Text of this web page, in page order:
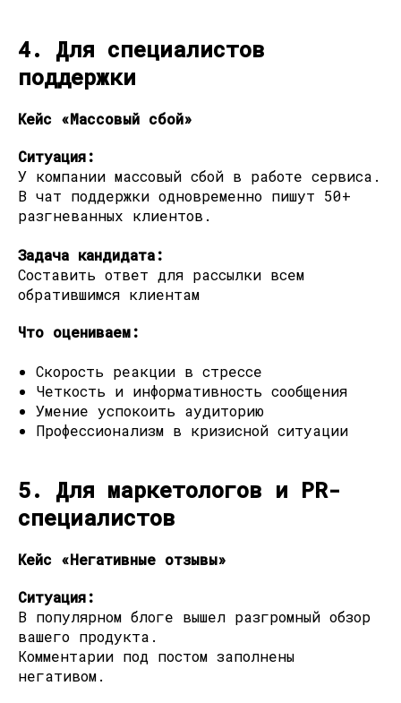
4. Для специалистов
поддержки
Кейс «Массовый сбой»
Ситуация:
У компании массовый сбой в работе сервиса.
В чат поддержки одновременно пишут 50+
разгневанных клиентов.
Задача кандидата:
Составить ответ для рассылки всем
обратившимся клиентам
Что оцениваем:
Скорость реакции в стрессе
Четкость и информативность сообщения
Умение успокоить аудиторию
Профессионализм в кризисной ситуации
5. Для маркетологов и PR-
специалистов
Кейс «Негативные отзывы»
Ситуация:
В популярном блоге вышел разгромный обзор
вашего продукта.
Комментарии под постом заполнены
негативом.